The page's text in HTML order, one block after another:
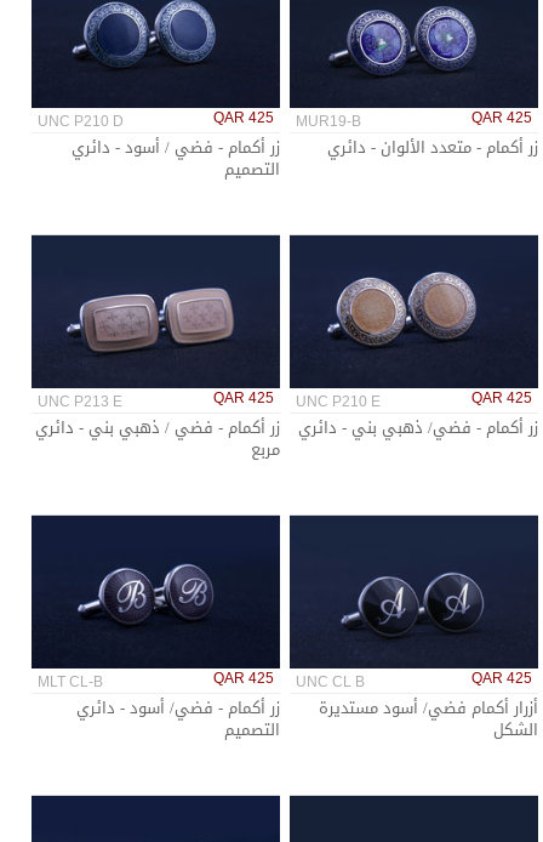
MUR19-B QAR 425
زر أكمام - متعدد الألوان - دائري
UNC P210 D QAR 425
زر أكمام - فضي / أسود - دائري
التصميم
UNC P210 E QAR 425
زر أكمام - فضي/ ذهبي بني - دائري
UNC P213 E QAR 425
زر أكمام - فضي / ذهبي بني - دائري
مربع
UNC CL B QAR 425
أزرار أكمام فضي/ أسود مستديرة
الشكل
MLT CL-B QAR 425
زر أكمام - فضي/ أسود - دائري
التصميم